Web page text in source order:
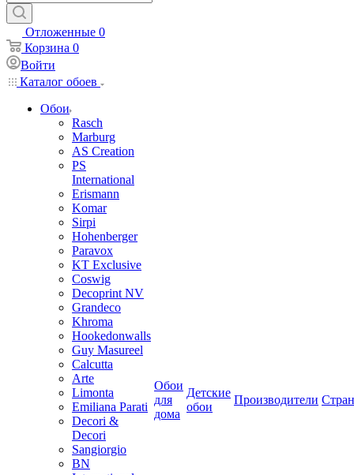
Отложенные 0
Корзина 0
Войти
Каталог обоев
Обои
Rasch
Marburg
AS Creation
PS
International
Erismann
Komar
Sirpi
Hohenberger
Paravox
KT Exclusive
Coswig
Decoprint NV
Grandeco
Khroma
Hookedonwalls
Guy Masureel
Calcutta
Arte
Limonta
Emiliana Parati
Decori &
Decori
Sangiorgio
BN
Обои
для
дома
Детские
обои
Производители